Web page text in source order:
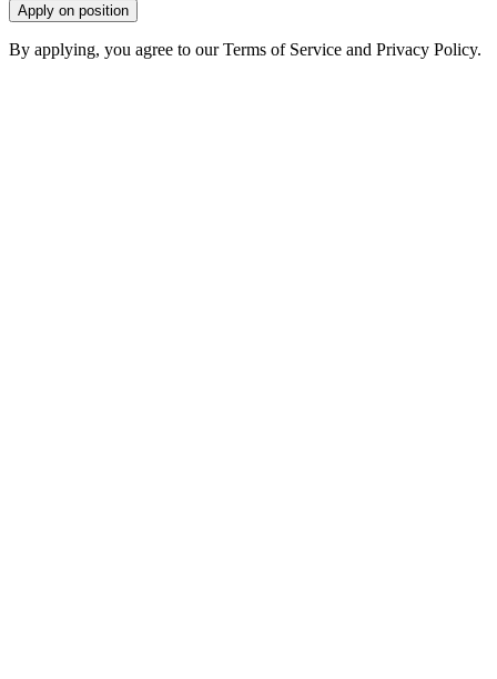
Apply on position
By applying, you agree to our Terms of Service and Privacy Policy.